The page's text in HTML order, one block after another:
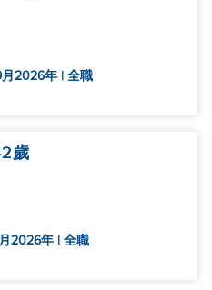
2026年 | 全職
歲
2026年 | 全職